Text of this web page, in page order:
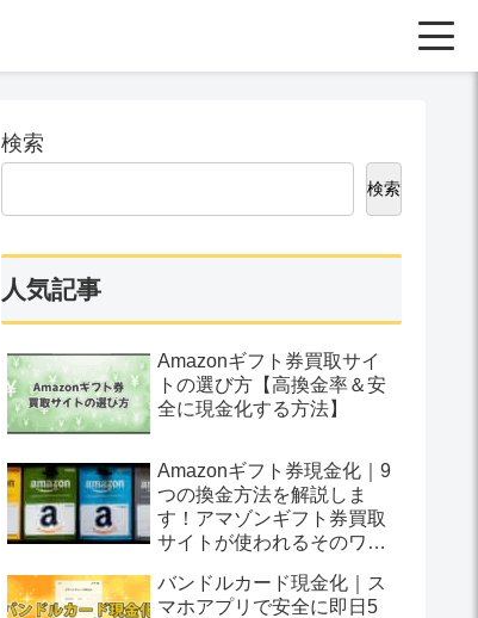
検索
検索
人気記事
Amazonギフト券買取サイ
トの選び方【高換金率＆安
全に現金化する方法】
Amazonギフト券現金化｜9
つの換金方法を解説しま
す！アマゾンギフト券買取
サイトが使われるそのワケ
バンドルカード現金化｜ス
マホアプリで安全に即日5